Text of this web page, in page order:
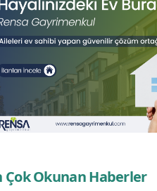
Çok Okunan Haberler